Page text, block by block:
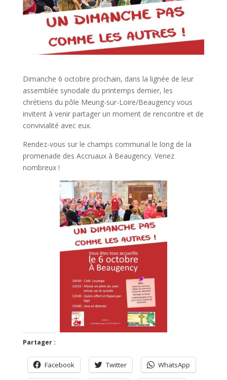
Dimanche 6 octobre prochain, dans la lignée de leur
assemblée synodale du printemps dernier, les
chrétiens du pôle Meung-sur-Loire/Beaugency vous
invitent à venir partager un moment de rencontre et de
convivialité avec eux.
Rendez-vous sur le champs communal le long de la
promenade des Accruaux à Beaugency. Venez
nombreux !
Partager :
Facebook Twitter WhatsApp